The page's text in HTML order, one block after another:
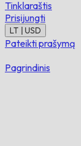
Tinklaraštis
Prisijungti
LT | USD
Pateikti prašymą
Pagrindinis